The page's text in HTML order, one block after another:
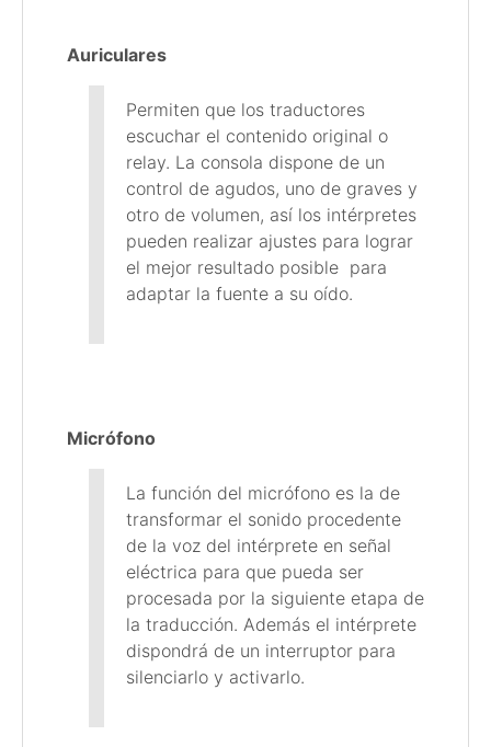
Auriculares
Permiten que los traductores
escuchar el contenido original o
relay. La consola dispone de un
control de agudos, uno de graves y
otro de volumen, así los intérpretes
pueden realizar ajustes para lograr
el mejor resultado posible para
adaptar la fuente a su oído.
Micrófono
La función del micrófono es la de
transformar el sonido procedente
de la voz del intérprete en señal
eléctrica para que pueda ser
procesada por la siguiente etapa de
la traducción. Además el intérprete
dispondrá de un interruptor para
silenciarlo y activarlo.